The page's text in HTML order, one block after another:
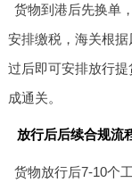
货物到港后先换单
安排缴税，海关根
过后即可安排放行
成通关。
放行后后续合规流
货物放行后7-10个